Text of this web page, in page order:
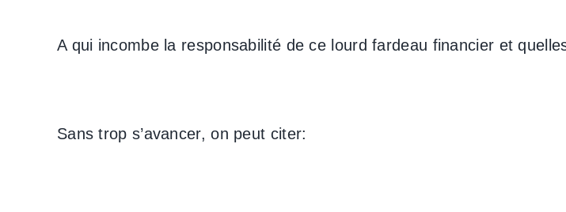
A qui incombe la responsabilité de ce lourd fardeau financier et
Sans trop s’avancer, on peut citer: